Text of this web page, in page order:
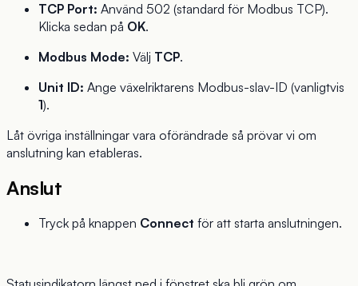
TCP Port: Använd 502 (standard för Modbus TCP).
Klicka sedan på OK.
Modbus Mode: Välj TCP.
Unit ID: Ange växelriktarens Modbus-slav-ID (vanligtvis
1).
Låt övriga inställningar vara oförändrade så prövar vi om
anslutning kan etableras.
Anslut
Tryck på knappen Connect för att starta anslutningen.